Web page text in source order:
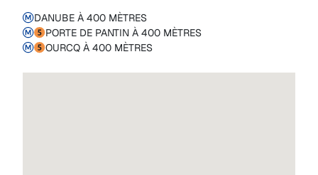
DANUBE À 400 MÈTRES
PORTE DE PANTIN À 400 MÈTRES
OURCQ À 400 MÈTRES